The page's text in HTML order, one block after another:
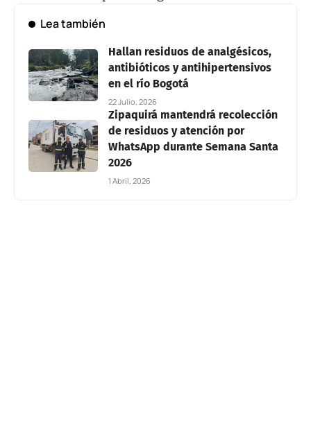
Lea también
Hallan residuos de analgésicos,
antibióticos y antihipertensivos
en el río Bogotá
22 Julio, 2026
Zipaquirá mantendrá recolección
de residuos y atención por
WhatsApp durante Semana Santa
2026
1 Abril, 2026